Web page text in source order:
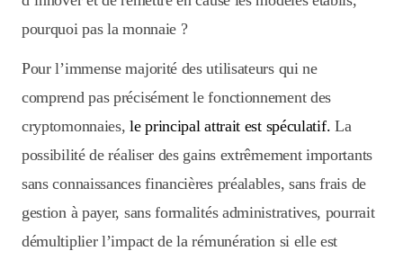
pourquoi pas la monnaie ?
Pour l’immense majorité des utilisateurs qui ne
comprend pas précisément le fonctionnement des
cryptomonnaies,le principal attrait est spéculatif. La
possibilité de réaliser des gains extrêmement importants
sans connaissances financières préalables, sans frais de
gestion à payer, sans formalités administratives, pourrait
démultiplier l’impact de la rémunération si elle est